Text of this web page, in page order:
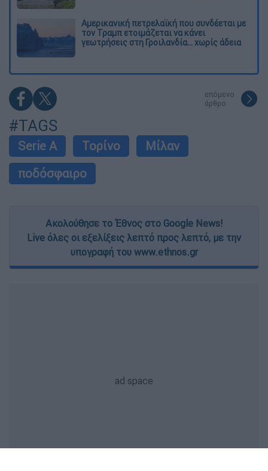
Αμερικανική πετρελαϊκή που συνδέεται με
τον Τραμπ ετοιμάζεται να κάνει
γεωτρήσεις στη Γροιλανδία... χωρίς άδεια
επόμενο
άρθρο
#TAGS
Serie A Τορίνο
Μίλαν
ποδόσφαιρο
Ακολούθησε το Έθνος στο Google News!
Live όλες οι εξελίξεις λεπτό προς λεπτό, με την
υπογραφή του www.ethnos.gr